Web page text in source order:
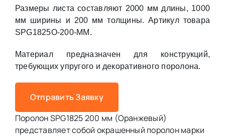
Размеры листа составляют 2000 мм длины, 1000
мм ширины и 200 мм толщины. Артикул товара
SPG1825O-200-MM.
Материал предназначен для конструкций,
требующих упругого и декоративного поролона.
Отправить Заявку
Поролон SPG1825 200 мм (Оранжевый)
представляет собой окрашенный поролон марки